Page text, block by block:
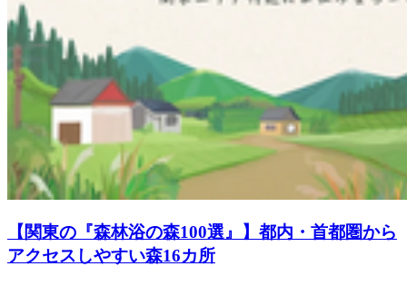
【関東の『森林浴の森100選』】都内・首都圏から
アクセスしやすい森16カ所